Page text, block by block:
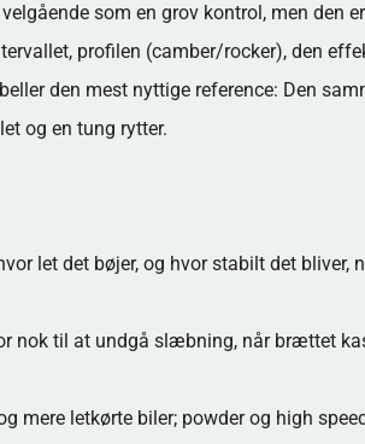
som en grov kontrol, men den
profilen (camber/rocker), den
den mest nyttige reference: Den
og en tung rytter.
let det bøjer, og hvor stabilt det bliver,
nok til at undgå slæbning, når brættet
mere letkørte biler; powder og high